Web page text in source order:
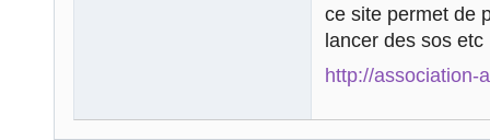
ce site permet de
lancer des sos etc
http://